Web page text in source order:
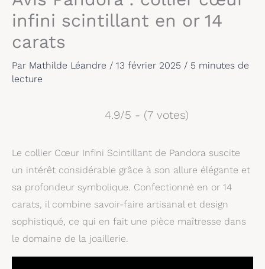
infini scintillant en or 14
carats
Par Mathilde Léandre / 13 février 2025 / 5 minutes de
lecture
4.9/5 - (7 votes)
Le collier Cœur Infini Scintillant de Pandora suscite
un intérêt considérable grâce à son allure élégante et
sa profondeur symbolique. Confectionné en or 14
carats, il combine savoir-faire artisanal et design
sophistiqué, ce qui en fait une pièce maîtresse dans
le domaine de la joaillerie.